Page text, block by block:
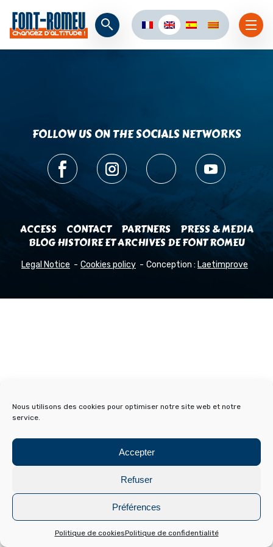
Nous utilisons des cookies pour optimiser notre site web et notre
service.
Accepter
Refuser
Préférences
Politique de cookiesPolitique de confidentialité
FOLLOW US ON THE SOCIALS NETWORKS
ACCESS CONTACT PARTNERS
PRESS & MEDIA
BLOG HISTOIRE ET ARCHIVES DE FONT ROMEU
Legal Notice Cookies policy Conception : Laetimprove